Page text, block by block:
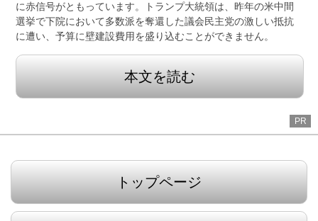
に赤信号がともっています。トランプ大統領は、昨年の米中間
選挙で下院において多数派を奪還した議会民主党の激しい抵抗
に遭い、予算に壁建設費用を盛り込むことができません。
本文を読む
PR
トップページ